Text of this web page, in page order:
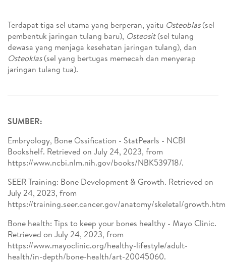
Terdapat tiga sel utama yang berperan, yaitu Osteoblas(sel
pembentuk jaringan tulang baru), Osteosit(sel tulang
dewasa yang menjaga kesehatan jaringan tulang), dan
Osteoklas(sel yang bertugas memecah dan menyerap
jaringan tulang tua).
SUMBER:
Embryology, Bone Ossification - StatPearls - NCBI
Bookshelf. Retrieved on July 24, 2023, from
https://www.ncbi.nlm.nih.gov/books/NBK539718/.
SEER Training: Bone Development & Growth. Retrieved on
July 24, 2023, from
https://training.seer.cancer.gov/anatomy/skeletal/
Bone health: Tips to keep your bones healthy - Mayo Clinic.
Retrieved on July 24, 2023, from
https://www.mayoclinic.org/healthy-lifestyle/adult-
health/in-depth/bone-health/art-20045060.